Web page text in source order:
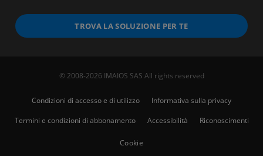
TROVA LA SOLUZIONE PER TE
© 2008-2026 IMAIOS SAS All rights reserved
Condizioni di accesso e di utilizzo
Informativa sulla privacy
Termini e condizioni di abbonamento
Accessibilità Riconoscimenti
Cookie